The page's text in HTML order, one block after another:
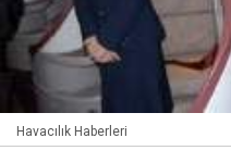
Havacılık Haberleri